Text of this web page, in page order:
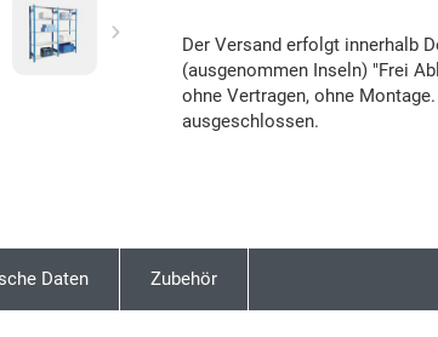
Next
Der Versand erfolgt innerhalb
(ausgenommen Inseln) "Frei
ohne Vertragen, ohne
ausgeschlossen.
Daten Zubehör